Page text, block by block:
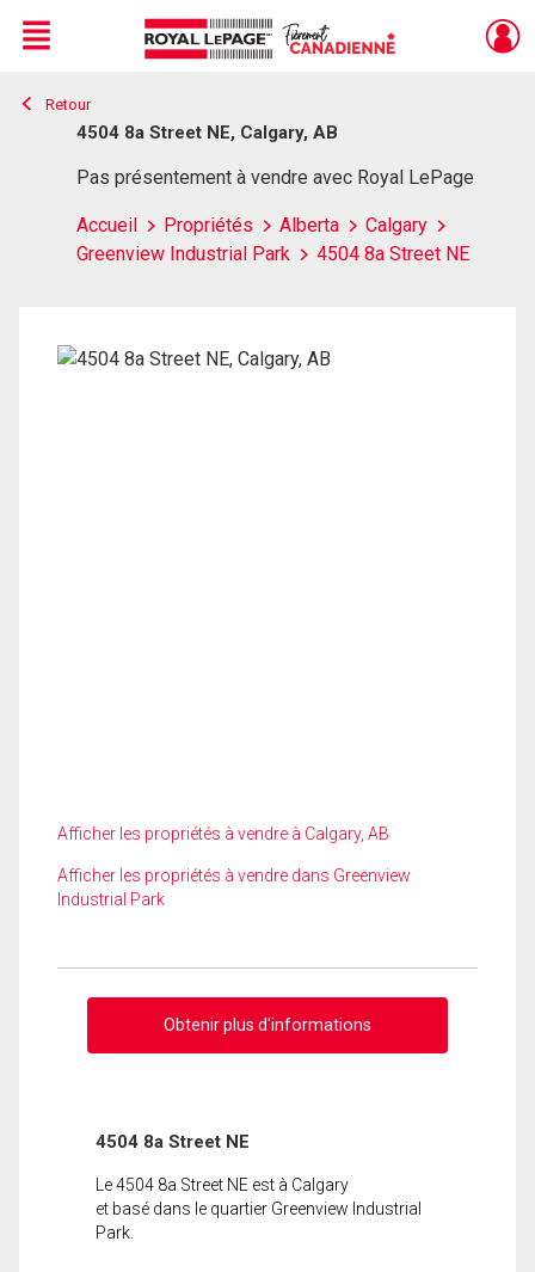
Live
En Direct
Menu
Retour
4504 8a Street NE, Calgary, AB
Pas présentement à vendre avec Royal LePage
Accueil Propriétés Alberta
Calgary
Greenview Industrial Park
4504 8a Street NE
Afficher les propriétés à vendre à Calgary, AB
Afficher les propriétés à vendre dans Greenview
Industrial Park
Obtenir plus d'informations
4504 8a Street NE
Le 4504 8a Street NE est à Calgary
et basé dans le quartier Greenview Industrial
Park.